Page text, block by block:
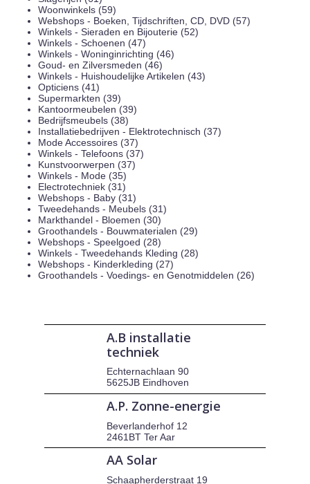
Woonwinkels (59)
Webshops - Boeken, Tijdschriften, CD, DVD (57)
Winkels - Sieraden en Bijouterie (52)
Winkels - Schoenen (47)
Winkels - Woninginrichting (46)
Goud- en Zilversmeden (46)
Winkels - Huishoudelijke Artikelen (43)
Opticiens (41)
Supermarkten (39)
Kantoormeubelen (39)
Bedrijfsmeubels (38)
Installatiebedrijven - Elektrotechnisch (37)
Mode Accessoires (37)
Winkels - Telefoons (37)
Kunstvoorwerpen (37)
Winkels - Mode (35)
Electrotechniek (31)
Webshops - Baby (31)
Tweedehands - Meubels (31)
Markthandel - Bloemen (30)
Groothandels - Bouwmaterialen (29)
Webshops - Speelgoed (28)
Winkels - Tweedehands Kleding (28)
Webshops - Kinderkleding (27)
Groothandels - Voedings- en Genotmiddelen (26)
A.B installatie
techniek
Echternachlaan 90
5625JB Eindhoven
A.P. Zonne-energie
Beverlanderhof 12
2461BT Ter Aar
AA Solar
Schaapherderstraat 19